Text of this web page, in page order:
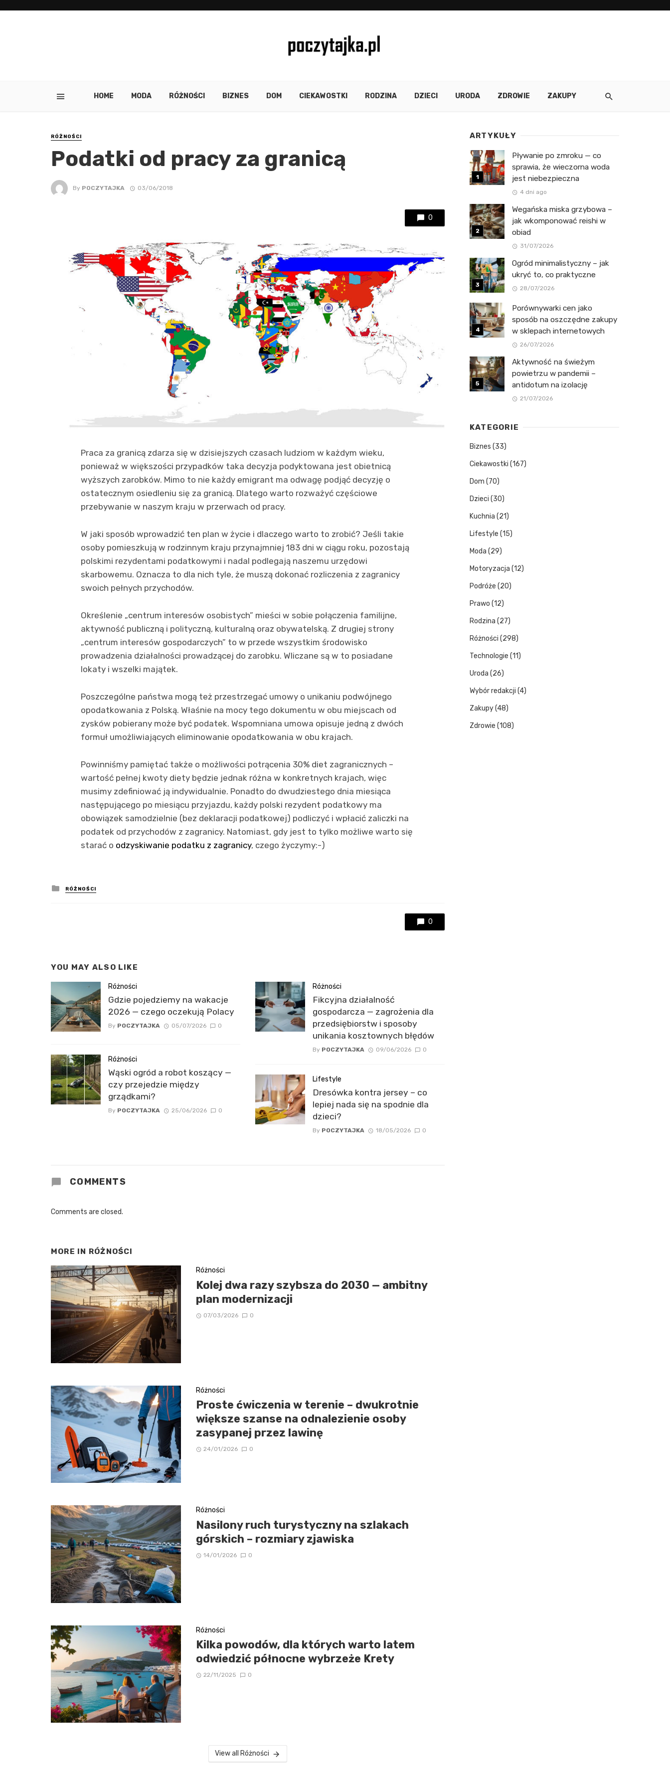
HOME MODA RÓŻNOŚCI BIZNES DOM CIEKAWOSTKI RODZINA DZIECI URODA ZDROWIE ZAKUPY
RÓŻNOŚCI
Podatki od pracy za granicą
By POCZYTAJKA 03/06/2018
0
Praca za granicą zdarza się w dzisiejszych czasach ludziom w każdym wieku,
ponieważ w większości przypadków taka decyzja podyktowana jest obietnicą
wyższych zarobków. Mimo to nie każdy emigrant ma odwagę podjąć decyzję o
ostatecznym osiedleniu się za granicą. Dlatego warto rozważyć częściowe
przebywanie w naszym kraju w przerwach od pracy.
W jaki sposób wprowadzić ten plan w życie i dlaczego warto to zrobić? Jeśli takie
osoby pomieszkują w rodzinnym kraju przynajmniej 183 dni w ciągu roku, pozostają
polskimi rezydentami podatkowymi i nadal podlegają naszemu urzędowi
skarbowemu. Oznacza to dla nich tyle, że muszą dokonać rozliczenia z zagranicy
swoich pełnych przychodów.
Określenie „centrum interesów osobistych” mieści w sobie połączenia familijne,
aktywność publiczną i polityczną, kulturalną oraz obywatelską. Z drugiej strony
„centrum interesów gospodarczych” to w przede wszystkim środowisko
prowadzenia działalności prowadzącej do zarobku. Wliczane są w to posiadane
lokaty i wszelki majątek.
Poszczególne państwa mogą też przestrzegać umowy o unikaniu podwójnego
opodatkowania z Polską. Właśnie na mocy tego dokumentu w obu miejscach od
zysków pobierany może być podatek. Wspomniana umowa opisuje jedną z dwóch
formuł umożliwiających eliminowanie opodatkowania w obu krajach.
Powinniśmy pamiętać także o możliwości potrącenia 30% diet zagranicznych –
wartość pełnej kwoty diety będzie jednak różna w konkretnych krajach, więc
musimy zdefiniować ją indywidualnie. Ponadto do dwudziestego dnia miesiąca
następującego po miesiącu przyjazdu, każdy polski rezydent podatkowy ma
obowiązek samodzielnie (bez deklaracji podatkowej) podliczyć i wpłacić zaliczki na
podatek od przychodów z zagranicy. Natomiast, gdy jest to tylko możliwe warto się
starać o odzyskiwanie podatku z zagranicy, czego życzymy:-)
Posted
in
RÓŻNOŚCI
0
YOU MAY ALSO LIKE
Różności
Gdzie pojedziemy na wakacje
2026 — czego oczekują Polacy
By POCZYTAJKA 05/07/2026 0
Różności
Wąski ogród a robot koszący —
czy przejedzie między
grządkami?
By POCZYTAJKA 25/06/2026 0
Różności
Fikcyjna działalność
gospodarcza — zagrożenia dla
przedsiębiorstw i sposoby
unikania kosztownych błędów
By POCZYTAJKA 09/06/2026 0
Lifestyle
Dresówka kontra jersey – co
lepiej nada się na spodnie dla
dzieci?
By POCZYTAJKA 18/05/2026 0
COMMENTS
Comments are closed.
MORE IN RÓŻNOŚCI
Różności
Kolej dwa razy szybsza do 2030 — ambitny
plan modernizacji
07/03/2026 0
Różności
Proste ćwiczenia w terenie – dwukrotnie
większe szanse na odnalezienie osoby
zasypanej przez lawinę
24/01/2026 0
Różności
Nasilony ruch turystyczny na szlakach
górskich – rozmiary zjawiska
14/01/2026 0
Różności
Kilka powodów, dla których warto latem
odwiedzić północne wybrzeże Krety
22/11/2025 0
View all Różności
ARTYKUŁY
Pływanie po zmroku — co
sprawia, że wieczorna woda
jest niebezpieczna
4 dni ago
Wegańska miska grzybowa –
jak wkomponować reishi w
obiad
31/07/2026
Ogród minimalistyczny – jak
ukryć to, co praktyczne
28/07/2026
Porównywarki cen jako
sposób na oszczędne zakupy
w sklepach internetowych
26/07/2026
Aktywność na świeżym
powietrzu w pandemii –
antidotum na izolację
21/07/2026
KATEGORIE
Biznes (33)
Ciekawostki (167)
Dom (70)
Dzieci (30)
Kuchnia (21)
Lifestyle (15)
Moda (29)
Motoryzacja (12)
Podróże (20)
Prawo (12)
Rodzina (27)
Różności (298)
Technologie (11)
Uroda (26)
Wybór redakcji (4)
Zakupy(48)
Zdrowie (108)